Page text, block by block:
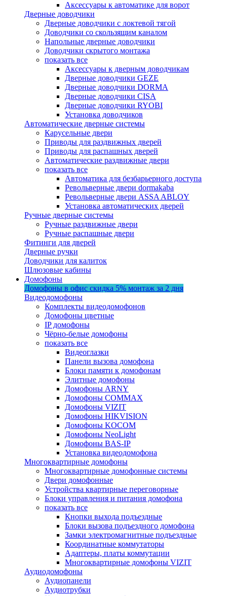
Аксессуары к автоматике для ворот
Дверные доводчики
Дверные доводчики с локтевой тягой
Доводчики со скользящим каналом
Напольные дверные доводчики
Доводчики скрытого монтажа
показать все
Аксессуары к дверным доводчикам
Дверные доводчики GEZE
Дверные доводчики DORMA
Дверные доводчики CISA
Дверные доводчики RYOBI
Установка доводчиков
Автоматические дверные системы
Карусельные двери
Приводы для раздвижных дверей
Приводы для распашных дверей
Автоматические раздвижные двери
показать все
Автоматика для безбарьерного доступа
Револьверные двери dormakaba
Револьверные двери ASSA ABLOY
Установка автоматических дверей
Ручные дверные системы
Ручные раздвижные двери
Ручные распашные двери
Фитинги для дверей
Дверные ручки
Доводчики для калиток
Шлюзовые кабины
Домофоны
Домофоны в офис скидка 5% монтаж за 2 дня
Видеодомофоны
Комплекты видеодомофонов
Домофоны цветные
IP домофоны
Чёрно-белые домофоны
показать все
Видеоглазки
Панели вызова домофона
Блоки памяти к домофонам
Элитные домофоны
Домофоны ARNY
Домофоны COMMAX
Домофоны VIZIT
Домофоны HIKVISION
Домофоны KOCOM
Домофоны NeoLight
Домофоны BAS-IP
Установка видеодомофона
Многоквартирные домофоны
Многоквартирные домофонные системы
Двери домофонные
Устройства квартирные переговорные
Блоки управления и питания домофона
показать все
Кнопки выхода подъездные
Блоки вызова подъездного домофона
Замки электромагнитные подъездные
Координатные коммутаторы
Адаптеры, платы коммутации
Многоквартирные домофоны VIZIT
Аудиодомофоны
Аудиопанели
Аудиотрубки